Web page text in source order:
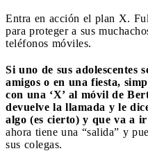
Entra en acción el plan X.
para proteger a sus
teléfonos móviles.
Si uno de sus adolescentes
amigos o en una fiesta,
con una ‘X’ al móvil de
devuelve la llamada y le
algo (es cierto) y que va a
ahora tiene una “salida” y
sus colegas.